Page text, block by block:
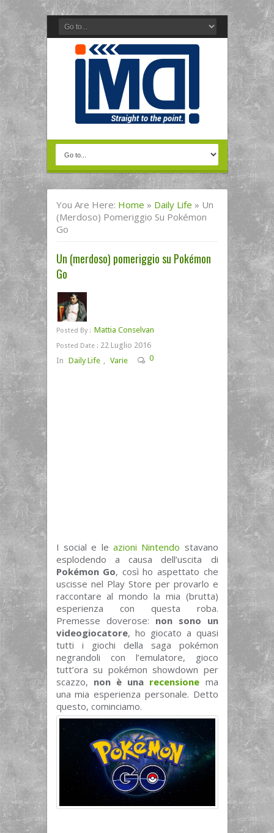
You Are Here: Home » Daily Life » Un
(merdoso) Pomeriggio Su Pokémon
Go
Un (merdoso) pomeriggio su Pokémon
Go
Posted By : Mattia Conselvan
Posted Date : 22 Luglio 2016
In Daily Life , Varie 0
I social e le azioni Nintendo stavano
esplodendo a causa dell’uscita di
Pokémon Go, così ho aspettato che
uscisse nel Play Store per provarlo e
raccontare al mondo la mia (brutta)
esperienza con questa roba.
Premesse doverose: non sono un
videogiocatore, ho giocato a quasi
tutti i giochi della saga pokémon
negrandoli con l’emulatore, gioco
tutt’ora su pokémon showdown per
scazzo, non è una recensione ma
una mia esperienza personale. Detto
questo, cominciamo.